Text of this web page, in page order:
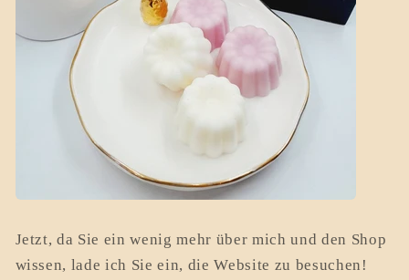
Jetzt, da Sie ein wenig mehr über mich und den Shop
wissen, lade ich Sie ein, die Website zu besuchen!